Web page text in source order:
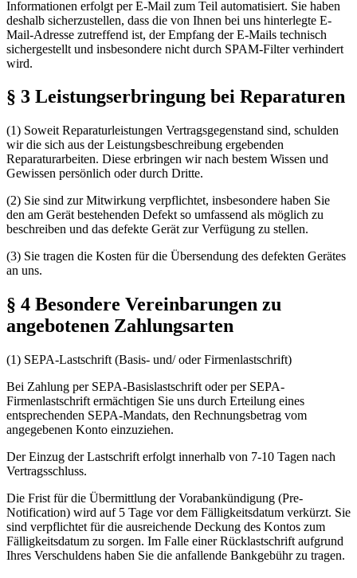
Informationen erfolgt per E-Mail zum Teil automatisiert. Sie haben
deshalb sicherzustellen, dass die von Ihnen bei uns hinterlegte E-
Mail-Adresse zutreffend ist, der Empfang der E-Mails technisch
sichergestellt und insbesondere nicht durch SPAM-Filter verhindert
wird.
§ 3 Leistungserbringung bei Reparaturen
(1) Soweit Reparaturleistungen Vertragsgegenstand sind, schulden
wir die sich aus der Leistungsbeschreibung ergebenden
Reparaturarbeiten. Diese erbringen wir nach bestem Wissen und
Gewissen persönlich oder durch Dritte.
(2) Sie sind zur Mitwirkung verpflichtet, insbesondere haben Sie
den am Gerät bestehenden Defekt so umfassend als möglich zu
beschreiben und das defekte Gerät zur Verfügung zu stellen.
(3) Sie tragen die Kosten für die Übersendung des defekten Gerätes
an uns.
§ 4 Besondere Vereinbarungen zu
angebotenen Zahlungsarten
(1) SEPA-Lastschrift (Basis- und/ oder Firmenlastschrift)
Bei Zahlung per SEPA-Basislastschrift oder per SEPA-
Firmenlastschrift ermächtigen Sie uns durch Erteilung eines
entsprechenden SEPA-Mandats, den Rechnungsbetrag vom
angegebenen Konto einzuziehen.
Der Einzug der Lastschrift erfolgt innerhalb von 7-10 Tagen nach
Vertragsschluss.
Die Frist für die Übermittlung der Vorabankündigung (Pre-
Notification) wird auf 5 Tage vor dem Fälligkeitsdatum verkürzt. Sie
sind verpflichtet für die ausreichende Deckung des Kontos zum
Fälligkeitsdatum zu sorgen. Im Falle einer Rücklastschrift aufgrund
Ihres Verschuldens haben Sie die anfallende Bankgebühr zu tragen.